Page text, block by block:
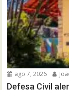
ago 7, 2026
Defesa Civil